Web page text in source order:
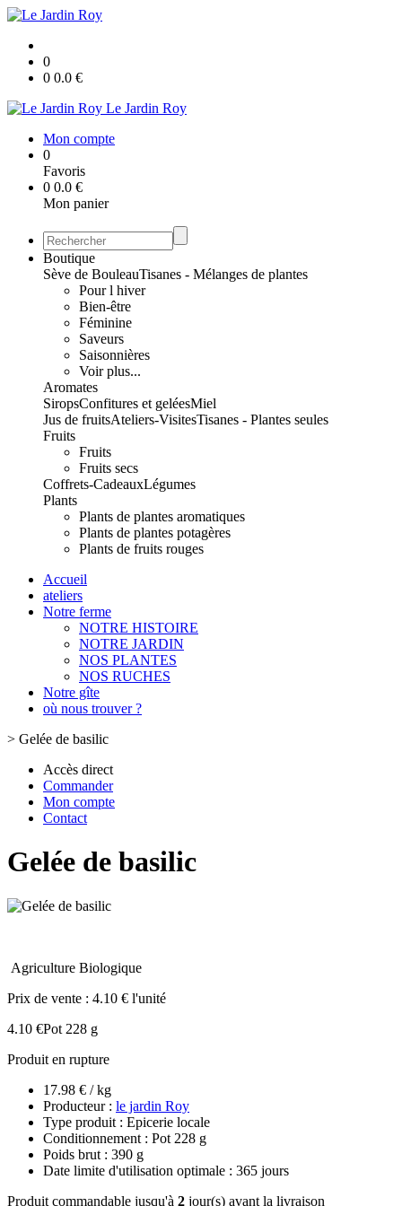
0
0 0.0 €
Le Jardin Roy
Mon compte
0
Favoris
0 0.0 €
Mon panier
Boutique
Sève de BouleauTisanes - Mélanges de plantes
Pour l hiver
Bien-être
Féminine
Saveurs
Saisonnières
Voir plus...
Aromates
SiropsConfitures et geléesMiel
Jus de fruitsAteliers-VisitesTisanes - Plantes seules
Fruits
Fruits
Fruits secs
Coffrets-CadeauxLégumes
Plants
Plants de plantes aromatiques
Plants de plantes potagères
Plants de fruits rouges
Accueil
ateliers
Notre ferme
NOTRE HISTOIRE
NOTRE JARDIN
NOS PLANTES
NOS RUCHES
Notre gîte
où nous trouver ?
> Gelée de basilic
Accès direct
Commander
Mon compte
Contact
Gelée de basilic
Agriculture Biologique
Prix de vente : 4.10 € l'unité
4.10 €Pot 228 g
Produit en rupture
17.98 € / kg
Producteur : le jardin Roy
Type produit : Epicerie locale
Conditionnement : Pot 228 g
Poids brut : 390 g
Date limite d'utilisation optimale : 365 jours
Produit commandable jusqu'à 2 jour(s) avant la livraison